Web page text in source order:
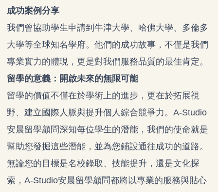
成功案例分享
我們曾協助學生申請到牛津大學、哈佛大學、多倫多
大學等全球知名學府。他們的成功故事，不僅是我們
專業實力的體現，更是對我們服務品質的最佳肯定。
留學的意義：開啟未來的無限可能
留學的價值不僅在於學術上的進步，更在於拓展視
野、建立國際人脈與提升個人綜合競爭力。A-Studio
安晨留學顧問深知每位學生的潛能，我們的使命就是
幫助您發掘這些潛能，並為您鋪設通往成功的道路。
無論您的目標是名校錄取、技能提升，還是文化探
索，A-Studio安晨留學顧問都將以專業的服務與貼心